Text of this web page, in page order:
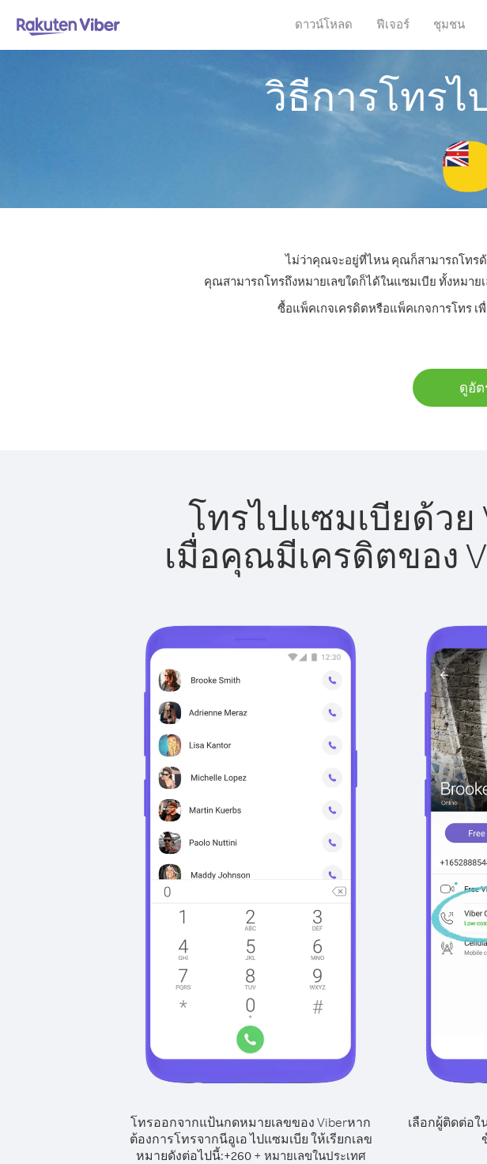
ดาวน์โหลด ฟีเจอร์ ชุมชน
วิธีการโทรไ
ไม่ว่าคุณจะอยู่ที่ไหน คุณก็สามารถโทรด้
คุณสามารถโทรถึงหมายเลขใดก็ได้ในแซมเบีย ทั้งหมา
ซื้อแพ็คเกจเครดิตหรือแพ็คเกจการโทร
ดูอัต
โทรไปแซมเบียด้วย
เมื่อคุณมีเครดิตของ
โทรออกจากแป้นกดหมายเลขของ Viberหาก
ต้องการโทรจากนีอูเอ ไปแซมเบีย ให้เรียกเลข
หมายดังต่อไปนี้:+260+ หมายเลขในประเทศ
เลือกผู้ติดต่อ